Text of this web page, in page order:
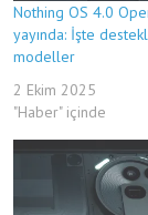
Nothing OS 4.0
yayında: İşte
modeller
2 Ekim 2025
"Haber" içinde